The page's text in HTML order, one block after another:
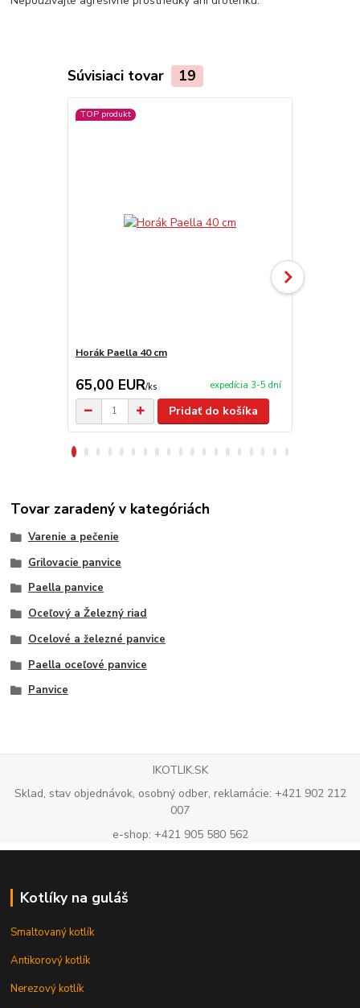
Súvisiaci tovar 19
TOP produkt
Horák Paella 40 cm
65,00 EUR/ks expedícia 3-5 dní
Pridať do košíka
Tovar zaradený v kategóriách
Varenie a pečenie
Grilovacie panvice
Paella panvice
Oceľový a Železný riad
Ocelové a železné panvice
Paella oceľové panvice
Panvice
IKOTLIK.SK
Sklad, stav objednávok, osobný odber, reklamácie: +421 902 212
007
e-shop: +421 905 580 562
Kotlíky na guláš
Smaltovaný kotlík
Antikorový kotlík
Nerezový kotlík